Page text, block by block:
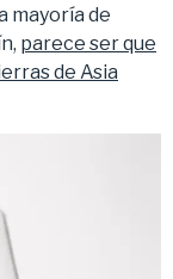
mayoría de
parece ser que
de Asia